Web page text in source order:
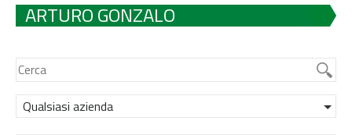
ARTURO GONZALO
Qualsiasi azienda